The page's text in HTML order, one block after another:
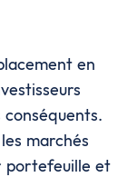
en
marchés
portefeuille et